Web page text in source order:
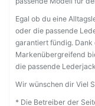
Egal ob du eine
oder die passende
garantiert fündig. Dank
Markenübergreifend
die passende
Wir wünschen dir Viel
* Die Betreiber der